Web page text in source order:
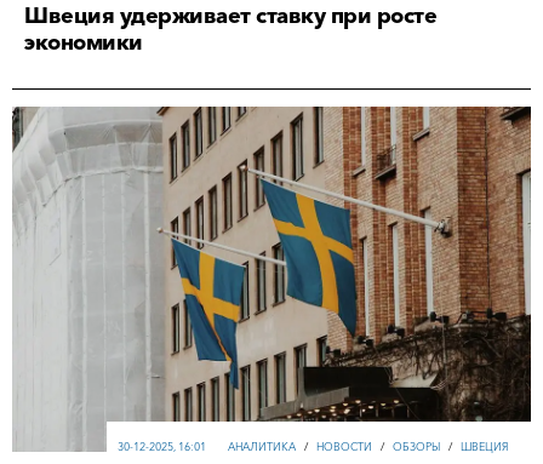
Швеция удерживает ставку при росте
экономики
АНАЛИТИКА / НОВОСТИ / ОБЗОРЫ / ШВЕЦИЯ
30-12-2025, 16:01